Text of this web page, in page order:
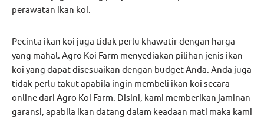
perawatan ikan koi.
Pecinta ikan koi juga tidak perlu khawatir dengan harga
yang mahal. Agro Koi Farm menyediakan pilihan jenis ikan
koi yang dapat disesuaikan dengan budget Anda. Anda juga
tidak perlu takut apabila ingin membeli ikan koi secara
online dari Agro Koi Farm. Disini, kami memberikan jaminan
garansi, apabila ikan datang dalam keadaan mati maka kami